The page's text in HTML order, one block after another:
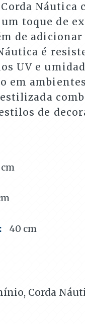
Náutica
toque de
de
é
UV e
em
de
cm
40 cm
Corda